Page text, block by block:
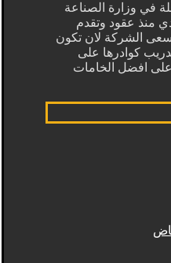
في وزارة الصناعة
منذ عقود وتقدم
الشركة لان تكون
كوادرها على
على افضل الخامات